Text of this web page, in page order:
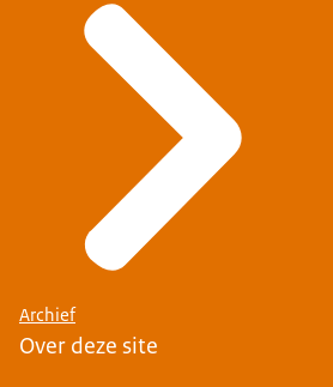
Archief
Over deze site